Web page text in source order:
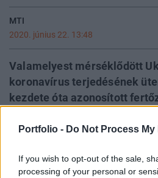
Portfolio - Do Not Process
If you wish to opt-out of the sale,
processing of your personal or
MTI
2020. június 22. 13:48
Valamelyest mérséklődött
koronavírus terjedésének
kezdete óta azonosított
a Nemzetbiztonsági és
egészségügyi minisztérium